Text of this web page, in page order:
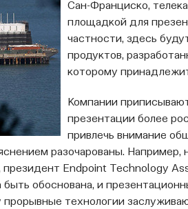
Сан-Франциско,
площадкой для
частности, здесь
продуктов,
которому
Компании
презентации более
привлечь внимание
разочарованы.
Endpoint Technology
обоснована, и
технологии